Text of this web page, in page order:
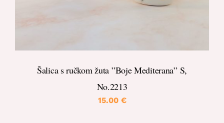
Šalica s ručkom žuta ”Boje Mediterana” S,
No.2213
15.00 €